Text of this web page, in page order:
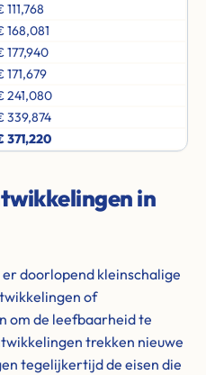
111,768
168,081
177,940
171,679
241,080
339,874
371,220
in
doorlopend kleinschalige
of
om de leefbaarheid te
trekken nieuwe
tegelijkertijd de eisen die